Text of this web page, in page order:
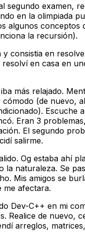
segundo examen,
en la olimpiada
algunos
la recursión).
consistia en
en casa en
más relajado.
(de nuevo,
Eran 3
El segundo
salirme.
Og estaba ahí
la naturaleza. Se
Mis amigos se
me afectara.
Dev-C++ en mi
Realice de
arreglos,